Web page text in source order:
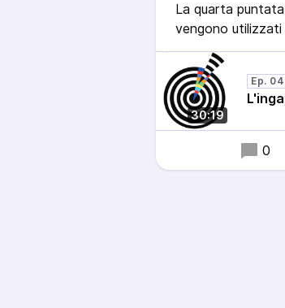
La quarta
vengono utilizzati
30:19
Ep. 04
0